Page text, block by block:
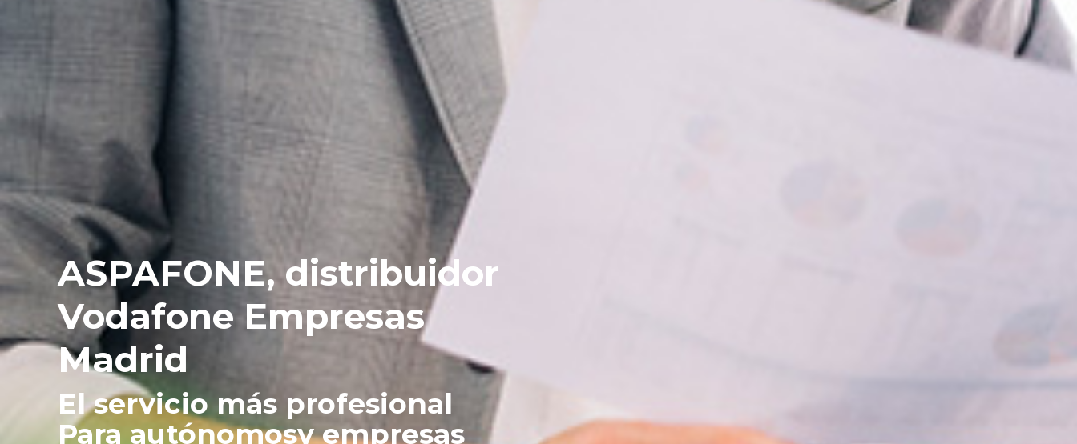
ASPAFONE, distribuidor
Vodafone Empresas
Madrid
El servicio más profesional
Para autónomosy empresas